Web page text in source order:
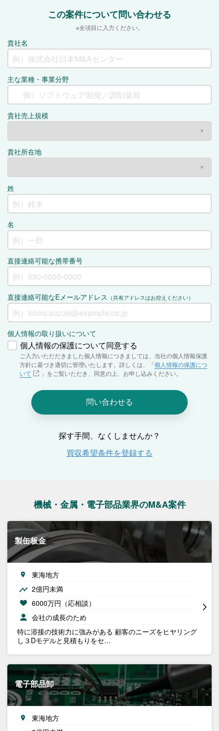
機械・金属・電子部品業界のM&A案件
製缶板金
東海地方
2億円未満
6000万円（応相談）
会社の成長のため
特に溶接の技術力に強みがある 顧客のニーズをヒヤリング
し３Dモデルと見積もりをセ…
電子部品卸
東海地方